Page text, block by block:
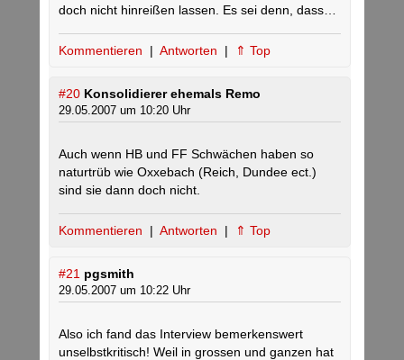
doch nicht hinreißen lassen. Es sei denn, dass…
Kommentieren | Antworten | ⇑ Top
#20 Konsolidierer ehemals Remo
29.05.2007 um 10:20 Uhr
Auch wenn HB und FF Schwächen haben so
naturtrüb wie Oxxebach (Reich, Dundee ect.)
sind sie dann doch nicht.
Kommentieren | Antworten | ⇑ Top
#21 pgsmith
29.05.2007 um 10:22 Uhr
Also ich fand das Interview bemerkenswert
unselbstkritisch! Weil in grossen und ganzen hat